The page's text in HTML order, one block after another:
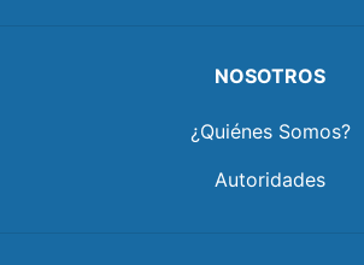
NOSOTROS
¿Quiénes Somos?
Autoridades